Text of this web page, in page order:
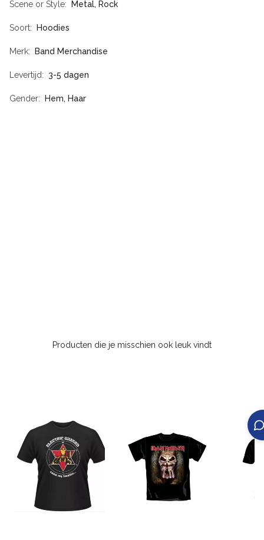
Scene or Style Metal, Rock
Soort Hoodies
Merk Band Merchandise
Levertijd 3-5 dagen
Gender Hem, Haar
Producten die je misschien ook leuk vindt